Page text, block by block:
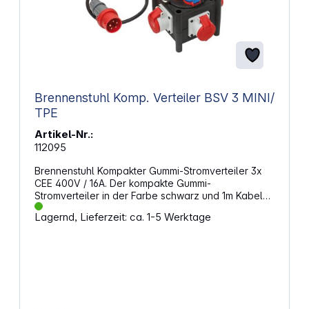
Brennenstuhl Komp. Verteiler BSV 3 MINI/
TPE
Artikel-Nr.:
112095
Brennenstuhl Kompakter Gummi-Stromverteiler 3x
CEE 400V / 16A. Der kompakte Gummi-
Stromverteiler in der Farbe schwarz und 1m Kabel
besticht durch seine Qualität und Sicherheit in allen
Bereichen. Er eignet sich ideal für den
Lagernd, Lieferzeit: ca. 1-5 Werktage